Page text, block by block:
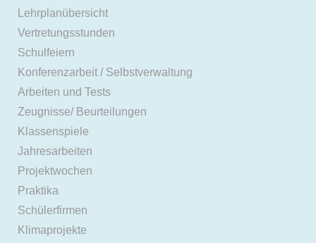
Lehrplanübersicht
Vertretungsstunden
Schulfeiern
Konferenzarbeit / Selbstverwaltung
Arbeiten und Tests
Zeugnisse/ Beurteilungen
Klassenspiele
Jahresarbeiten
Projektwochen
Praktika
Schülerfirmen
Klimaprojekte